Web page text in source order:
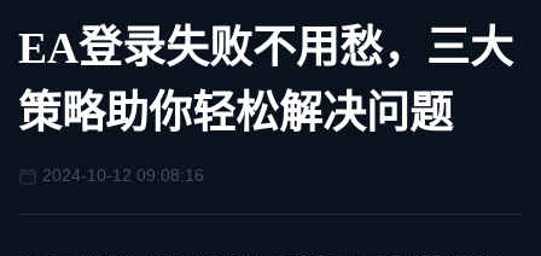
EA登录失败不用愁，三大
策略助你轻松解决问题
2024-10-12 09:08:16